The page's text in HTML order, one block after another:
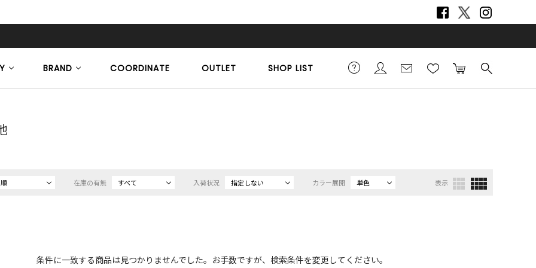
BRAND COORDINATE OUTLET SHOP LIST
在庫の有無 すべて 入荷状況 指定しない カラー展開 単色 表示
条件に一致する商品は見つかりませんでした。お手数ですが、検索条件を変更してください。